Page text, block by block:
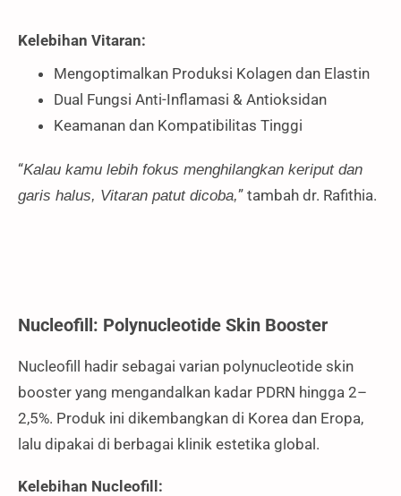
Kelebihan Vitaran:
Mengoptimalkan Produksi Kolagen dan Elastin
Dual Fungsi Anti-Inflamasi & Antioksidan
Keamanan dan Kompatibilitas Tinggi
“Kalau kamu lebih fokus menghilangkan keriput dan
garis halus, Vitaran patut dicoba,” tambah dr. Rafithia.
Nucleofill: Polynucleotide Skin Booster
Nucleofill hadir sebagai varian polynucleotide skin
booster yang mengandalkan kadar PDRN hingga 2–
2,5%. Produk ini dikembangkan di Korea dan Eropa,
lalu dipakai di berbagai klinik estetika global.
Kelebihan Nucleofill: